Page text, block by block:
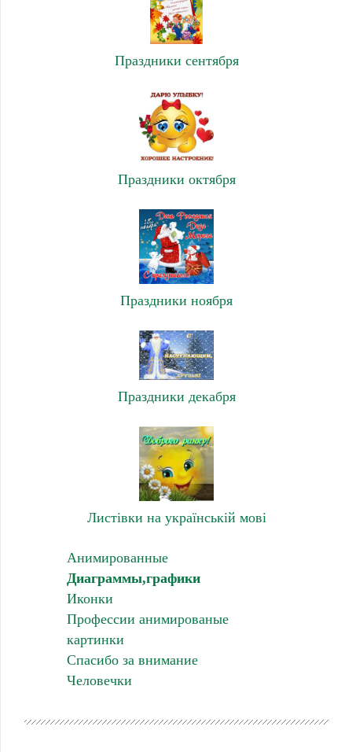
Праздники сентября
Праздники октября
Праздники ноября
Праздники декабря
Листівки на українській мові
Анимированные
Диаграммы,графики
Иконки
Профессии анимированые
картинки
Спасибо за внимание
Человечки